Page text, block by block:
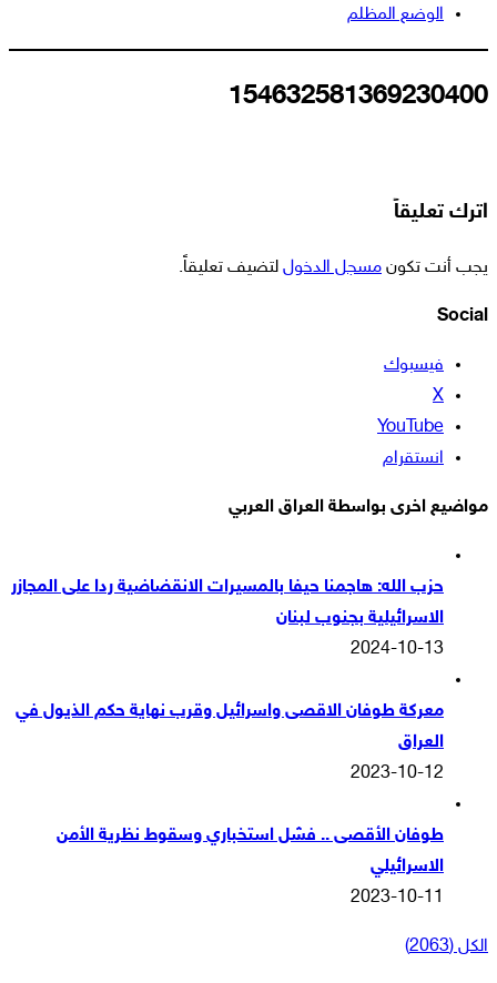
الوضع المظلم
154632581369230400
اترك تعليقاً
يجب أنت تكون مسجل الدخول لتضيف تعليقاً.
Social
فيسبوك
‫X
‫YouTube
انستقرام
مواضيع اخرى بواسطة العراق العربي
حزب الله: هاجمنا حيفا بالمسيرات الانقضاضية ردا على المجازر
الاسرائيلية بجنوب لبنان
2024-10-13
معركة طوفان الاقصى واسرائيل وقرب نهاية حكم الذيول في
العراق
2023-10-12
طوفان الأقصى .. فشل استخباري وسقوط نظرية الأمن
الاسرائيلي
2023-10-11
الكل (2063)